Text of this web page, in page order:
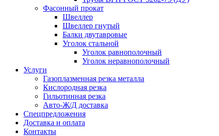
Фасонный прокат
Швеллер
Швеллер гнутый
Балки двутавровые
Уголок стальной
Уголок равнополочный
Уголок неравнополочный
Услуги
Газоплазменная резка металла
Кислородная резка
Гильотинная резка
Авто-Ж/Д доставка
Спецпредложения
Доставка и оплата
Контакты